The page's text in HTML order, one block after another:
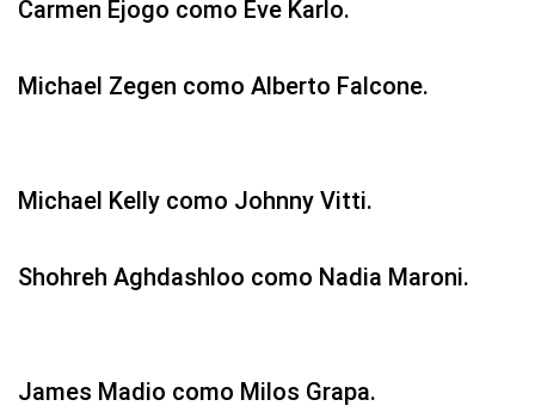
Carmen Ejogo como Eve Karlo.
Michael Zegen como Alberto Falcone.
Michael Kelly como Johnny Vitti.
Shohreh Aghdashloo como Nadia Maroni.
James Madio como Milos Grapa.